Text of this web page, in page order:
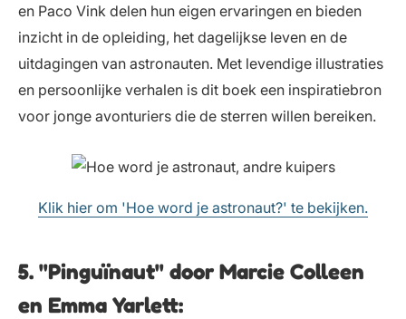
en Paco Vink delen hun eigen ervaringen en bieden
inzicht in de opleiding, het dagelijkse leven en de
uitdagingen van astronauten. Met levendige illustraties
en persoonlijke verhalen is dit boek een inspiratiebron
voor jonge avonturiers die de sterren willen bereiken.
Klik hier om 'Hoe word je astronaut?' te bekijken.
5. "Pinguïnaut" door Marcie Colleen
en Emma Yarlett: